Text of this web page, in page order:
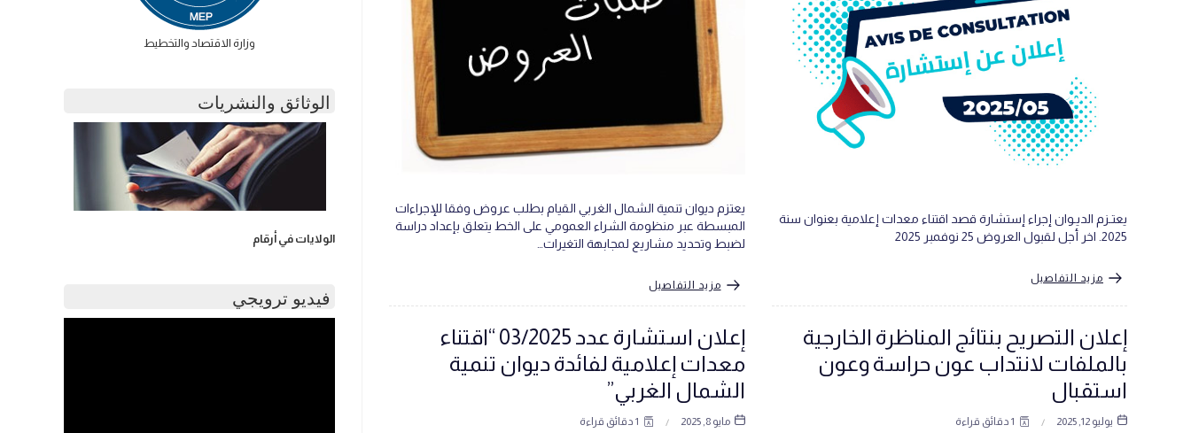
يعتـزم الديـوان إجراء إستشارة قصد اقتناء معدات إعلامية بعنوان سنة
2025. اخر أجل لقبول العروض 25 نوفمبر 2025
مزيد التفاصيل
يعتزم ديوان تنمية الشمال الغربي القيام بطلب عروض وفقا للإجراءات
المبسطة عبر منظومة الشراء العمومي على الخط يتعلق بإعداد دراسة
لضبط وتحديد مشاريع لمجابهة التغيرات…
مزيد التفاصيل
إعلان التصريح بنتائج المناظرة الخارجية
بالملفات لانتداب عون حراسة وعون
استقبال
يوليو 12, 2025 1 دقائق قراءة
إعلان استشارة عدد 03/2025 “اقتناء
معدات إعلامية لفائدة ديوان تنمية
الشمال الغربي”
مايو 8, 2025 1 دقائق قراءة
وزارة الاقتصاد والتخطيط
الوثائق والنشريات
الولايات في أرقام
فيديو ترويجي